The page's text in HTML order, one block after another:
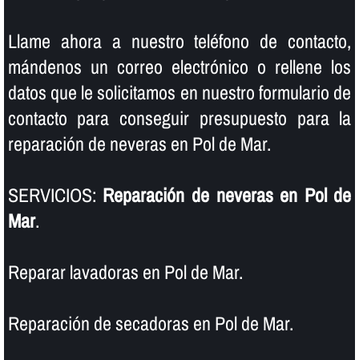
Llame ahora a nuestro teléfono de contacto,
mándenos un correo electrónico o rellene los
datos que le solicitamos en nuestro formulario de
contacto para conseguir presupuesto para la
reparación de neveras en Pol de Mar.
SERVICIOS: Reparación de neveras en Pol de
Mar.
Reparar lavadoras en Pol de Mar.
Reparación de secadoras en Pol de Mar.